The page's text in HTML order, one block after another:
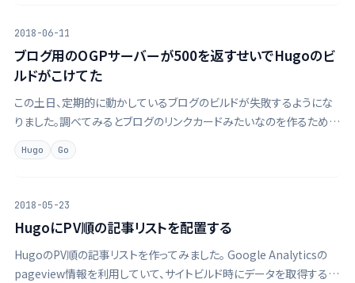
2018-06-11
ブログ用のOGPサーバーが500を返すせいでHugoのビ
ルドがこけてた
この土日、定期的に動かしているブログのビルドが失敗するようにな
りました。調べてみるとブログのリンクカードみたいなのを作るために
自前のサーバーにOGPを取りに行く際、とあるリンク先のドメインが見
つからずに500エラーで返って来ていることが原因でした。ドメインの
Hugo Go
2018-05-23
HugoにPV順の記事リストを配置する
HugoのPV順の記事リストを作ってみました。 Google Analyticsの
pageview情報を利用していて、サイトビルド時にデータを取得するた